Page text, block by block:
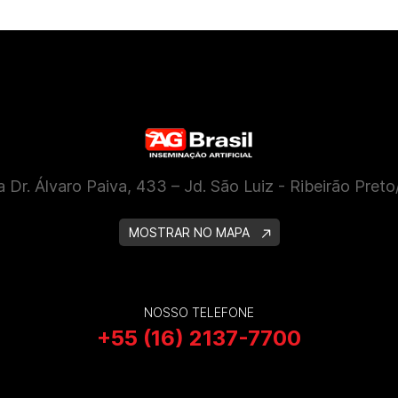
Dr. Álvaro Paiva, 433 – Jd. São Luiz - Ribeirão
MOSTRAR NO MAPA
NOSSO TELEFONE
+55 (16) 2137-7700